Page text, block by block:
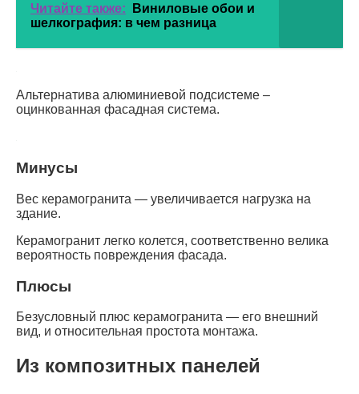
Читайте также:
Виниловые обои и
шелкография: в чем разница